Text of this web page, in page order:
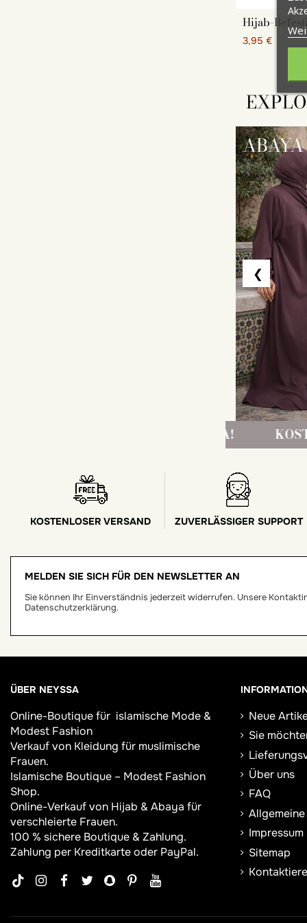
Hijab-
3,95 €
ABAYA
❮
KOSTENLOSER VERSAND ZUVERLÄSSIGER SUPPORT
MELDEN SIE SICH FÜR DEN NEWSLETTER AN
Sie können Ihr Einverständnis jederzeit widerrufen. Unsere
Datenschutzerklärung.
ÜBER NEYSSA
Online-Boutique für islamische Mode &
Modest Fashion
Verkauf von Kleidung für muslimische
Frauen.
Islamische Boutique – Modest Fashion
Shop.
Online-Verkauf von Hijab &Abaya für
verschleierte Frauen.
100 % sichere Boutique & Zahlung.
Zahlung per Kreditkarte oder PayPal.
Neue
Sie
Über uns
FAQ
Impressum
Sitemap